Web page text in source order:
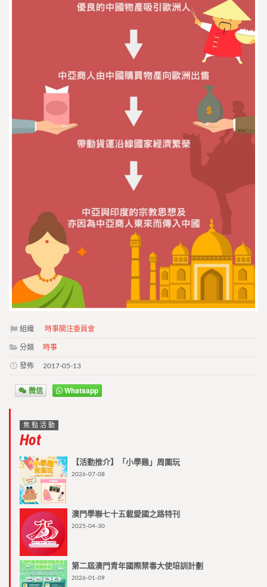
組織 時事關注委員會
分類 時事
發佈 2017-05-13
微信 Whatsapp
焦點活動
Hot
【活動推介】「小學雞」周圍玩
2026-07-08
澳門學聯七十五載愛國之路特刊
2025-04-30
第二屆澳門青年國際禁毒大使培訓計劃
2026-01-09